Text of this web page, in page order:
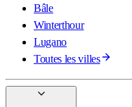
Bâle
Winterthour
Lugano
Toutes les villes